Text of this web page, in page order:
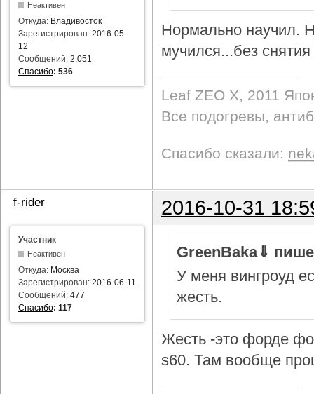
Неактивен
Откуда: Владивосток
Зарегистрирован: 2016-05-
12
Сообщений: 2,051
Спасибо: 536
Нормально научил.
мучился...без снятия
Leaf ZEO Х, 2011
Все подогревы,
Спасибо сказали:
f-rider 2016-10-31
Участник
Неактивен
Откуда: Москва
Зарегистрирован: 2016-06-11
Сообщений: 477
Спасибо: 117
GreenBaka⇓
У меня вингроуд
жесть.
Жесть -это форде
s60. Там вообще